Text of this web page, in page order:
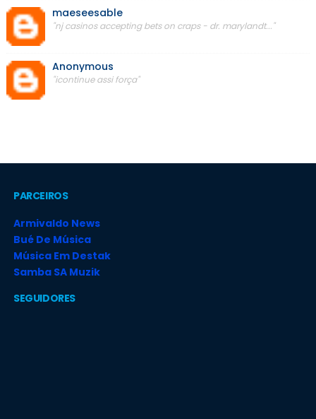
maeseesable
"nj casinos accepting bets on craps - dr. marylandt..."
Anonymous
"icontinue assi força"
PARCEIROS
Armivaldo News
Bué De Música
Música Em Destak
Samba SA Muzik
SEGUIDORES